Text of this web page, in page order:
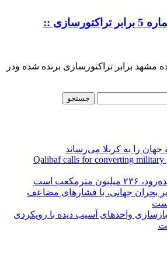
::
مشهد برابر تراکتورسازی برنده شده ودر
جهان را به کربلا می‌رساند
Qalibaf calls for converting military
است
بر بحران جهانی، با فشارهای مضاعف
بازسازی واحدهای آسیب دیده با رویکردی